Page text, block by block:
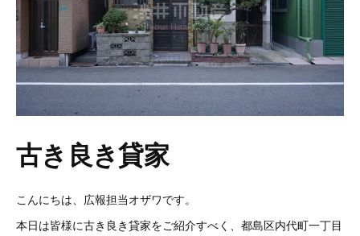
古き良き貸家
こんにちは、広報担当オザワです。
本日は皆様に古き良き貸家をご紹介すべく、都島区内代町一丁目